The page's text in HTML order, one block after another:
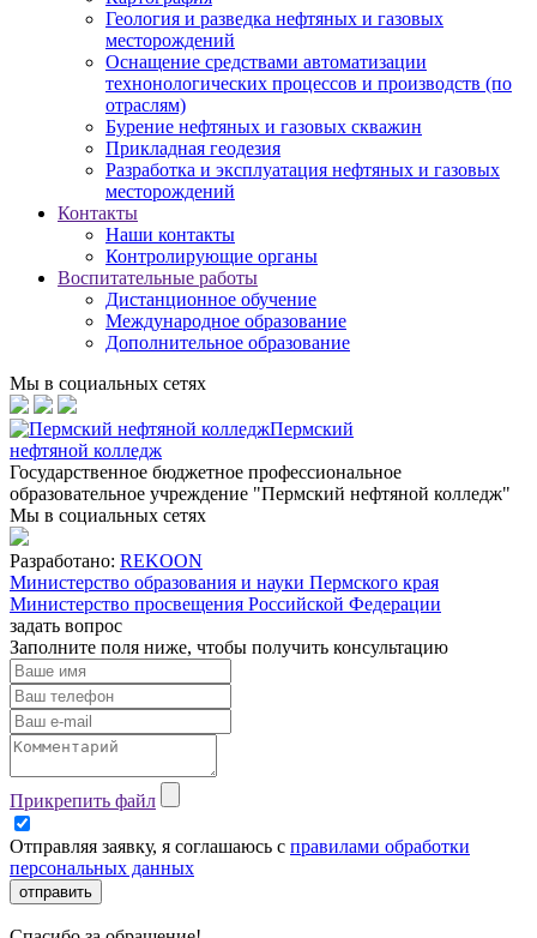
Геология и разведка нефтяных и газовых
месторождений
Оснащение средствами автоматизации
технонологических процессов и производств (по
отраслям)
Бурение нефтяных и газовых скважин
Прикладная геодезия
Разработка и эксплуатация нефтяных и газовых
месторождений
Контакты
Наши контакты
Контролирующие органы
Воспитательные работы
Дистанционное обучение
Международное образование
Дополнительное образование
Мы в социальных сетях
Пермский
нефтяной колледж
Государственное бюджетное профессиональное
образовательное учреждение "Пермский нефтяной колледж"
Мы в социальных сетях
Разработано: REKOON
Министерство образования и науки Пермского края
Министерство просвещения Российской Федерации
задать вопрос
Заполните поля ниже, чтобы получить консультацию
Прикрепить файл
Отправляя заявку, я соглашаюсь с правилами обработки
персональных данных
отправить